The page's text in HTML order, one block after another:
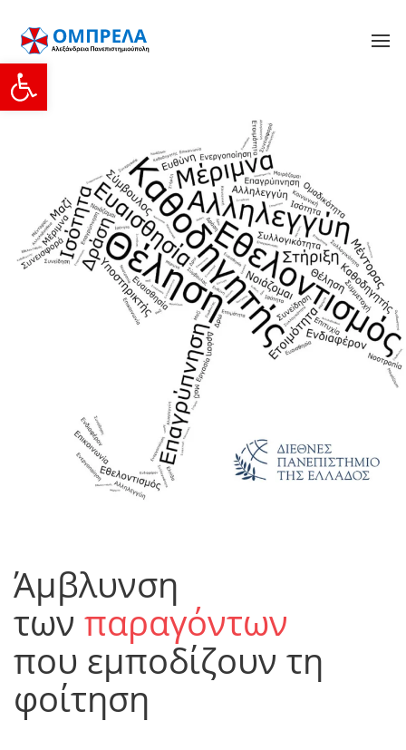
Ανοίξτε τη γραμμή εργαλείων
Άμβλυνση
των παραγόντων
που εμποδίζουν τη
φοίτηση